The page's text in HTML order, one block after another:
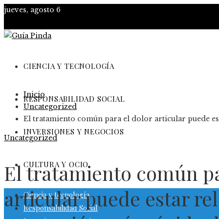
jueves, agosto 6
CIENCIA Y TECNOLOGÍA
RESPONSABILIDAD SOCIAL
INVERSIONES Y NEGOCIOS
CULTURA Y OCIO
Ciencia y tecnología
Responsabilidad Social
Inicio
Uncategorized
El tratamiento común para el dolor articular puede
Uncategorized
El tratamiento común
articular puede estar